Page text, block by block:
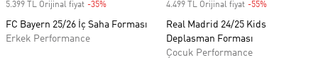
5.399 TL Orijinal fiyat -35%
FC Bayern 25/26 İç Saha Forması
Erkek Performance
4.499 TL Orijinal fiyat -55%
Real Madrid 24/25 Kids
Deplasman Forması
Çocuk Performance